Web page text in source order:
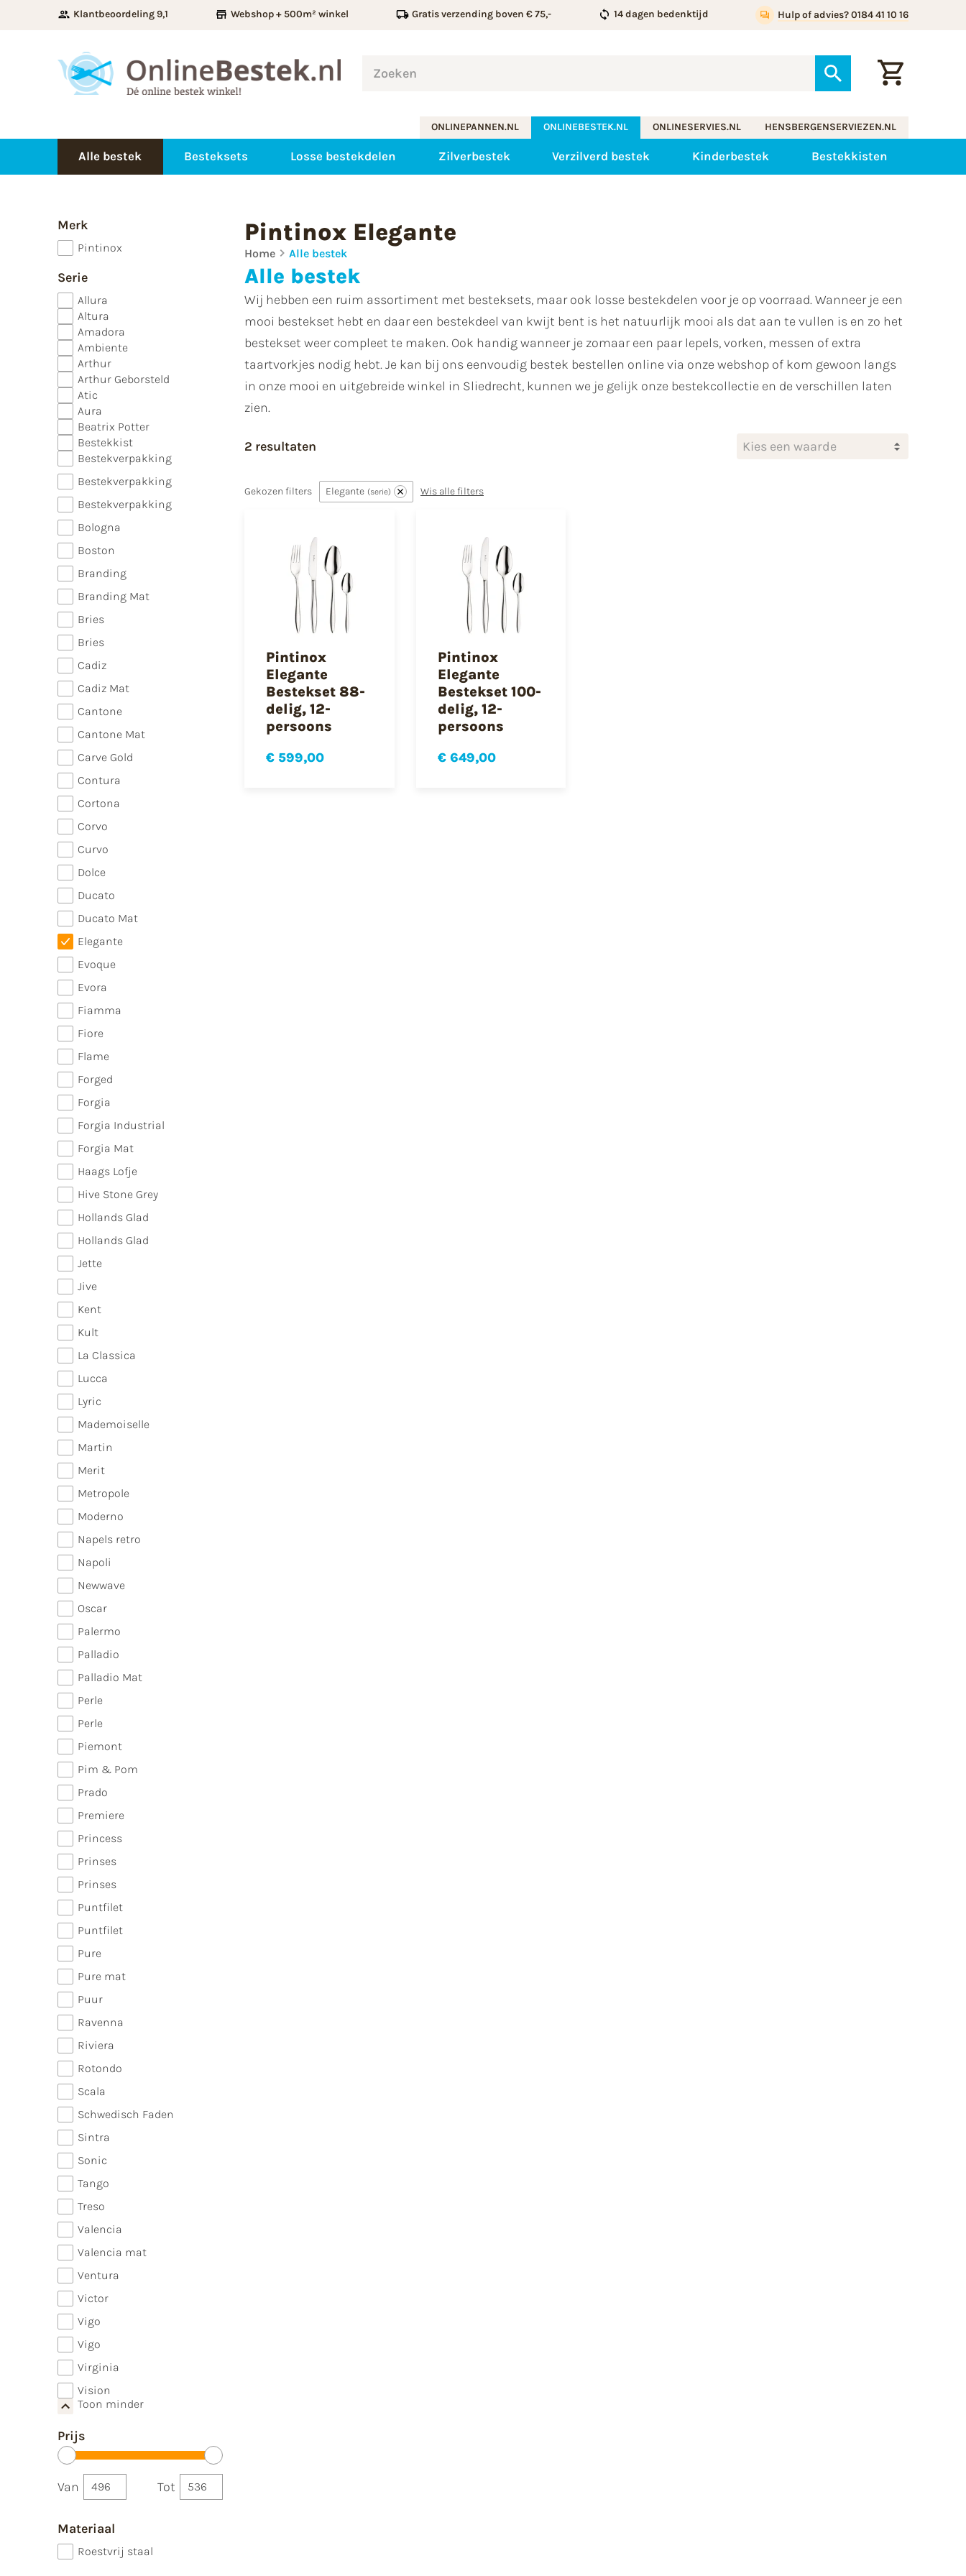
Klantbeoordeling 9,1 Webshop + 500m² winkel Gratis verzending boven € 75,- 14 dagen bedenktijd Hulp of advies? 0184 41 10 16
ONLINEPANNEN.NL ONLINEBESTEK.NL ONLINESERVIES.NL HENSBERGENSERVIEZEN.NL
Alle bestek Besteksets Losse bestekdelen Zilverbestek Verzilverd bestek Kinderbestek Bestekkisten
Merk
Pintinox
Serie
Allura
Altura
Amadora
Ambiente
Arthur
Arthur Geborsteld
Atic
Aura
Beatrix Potter
Bestekkist
Bestekverpakking
Bestekverpakking
Bestekverpakking
Bologna
Boston
Branding
Branding Mat
Bries
Bries
Cadiz
Cadiz Mat
Cantone
Cantone Mat
Carve Gold
Contura
Cortona
Corvo
Curvo
Dolce
Ducato
Ducato Mat
Elegante
Evoque
Evora
Fiamma
Fiore
Flame
Forged
Forgia
Forgia Industrial
Forgia Mat
Haags Lofje
Hive Stone Grey
Hollands Glad
Hollands Glad
Jette
Jive
Kent
Kult
La Classica
Lucca
Lyric
Mademoiselle
Martin
Merit
Metropole
Moderno
Napels retro
Napoli
Newwave
Oscar
Palermo
Palladio
Palladio Mat
Perle
Perle
Piemont
Pim & Pom
Prado
Premiere
Princess
Prinses
Prinses
Puntfilet
Puntfilet
Pure
Pure mat
Puur
Ravenna
Riviera
Rotondo
Scala
Schwedisch Faden
Sintra
Sonic
Tango
Treso
Valencia
Valencia mat
Ventura
Victor
Vigo
Vigo
Virginia
Vision
Toon minder
Prijs
Van Tot
Materiaal
Roestvrij staal
Pintinox Elegante
Home Alle bestek
Alle bestek
Wij hebben een ruim assortiment met besteksets, maar ook losse bestekdelen voor je op voorraad. Wanneer je een
mooi bestekset hebt en daar een bestekdeel van kwijt bent is het natuurlijk mooi als dat aan te vullen is en zo het
bestekset weer compleet te maken. Ook handig wanneer je zomaar een paar lepels, vorken, messen of extra
taartvorkjes nodig hebt. Je kan bij ons eenvoudig bestek bestellen online via onze webshop of kom gewoon langs
in onze mooi en uitgebreide winkel in Sliedrecht, kunnen we je gelijk onze bestekcollectie en de verschillen laten
zien.
2 resultaten Kies een waarde
Gekozen filters Elegante serie Wis alle filters
Pintinox
Elegante
Bestekset 88-
delig, 12-
persoons
€ 599,00
Pintinox
Elegante
Bestekset 100-
delig, 12-
persoons
€ 649,00